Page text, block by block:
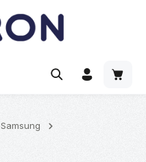
Samsung